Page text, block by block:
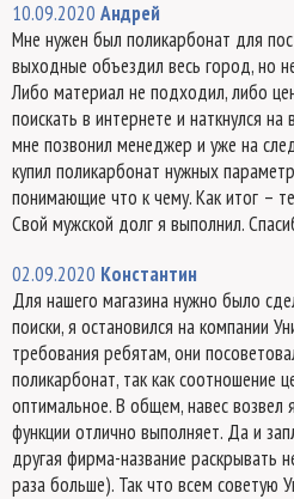
10.09.2020 Андрей
Мне нужен был поликарбонат для
выходные объездил весь город, но
Либо материал не подходил, либо
поискать в интернете и наткнулся
мне позвонил менеджер и уже на
купил поликарбонат нужных
понимающие что к чему. Как итог –
Свой мужской долг я выполнил.
02.09.2020 Константин
Для нашего магазина нужно было
поиски, я остановился на компании
требования ребятам, они
поликарбонат, так как соотношение
оптимальное. В общем, навес возвел
функции отлично выполняет. Да и
другая фирма-название раскрывать
раза больше). Так что всем советую